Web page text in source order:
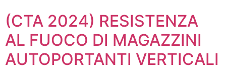
(CTA 2024) RESISTENZA
AL FUOCO DI MAGAZZINI
AUTOPORTANTI VERTICALI